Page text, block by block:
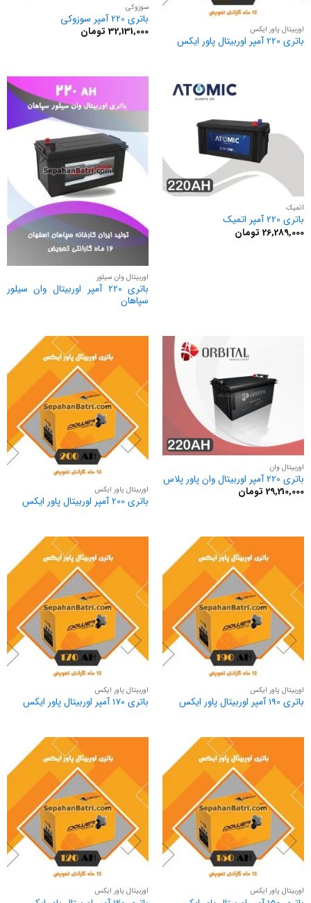
اوربیتال پاور ایکس
باتری 220 آمپر اوربیتال پاور ایکس
سوزوکی
باتری 220 آمپر سوزوکی
32,131,000 تومان
اتمیک
باتری 220 آمپر اتمیک
26,289,000 تومان
اوربیتال وان سیلور
باتری 220 آمپر اوربیتال وان سیلور
سپاهان
اوربیتال وان
باتری 220 آمپر اوربیتال وان پاور پلاس
29,210,000 تومان اوربیتال پاور ایکس
باتری 200 آمپر اوربیتال پاور ایکس
اوربیتال پاور ایکس
باتری 190 آمپر اوربیتال پاور ایکس
اوربیتال پاور ایکس
باتری 170 آمپر اوربیتال پاور ایکس
اوربیتال پاور ایکس اوربیتال پاور ایکس